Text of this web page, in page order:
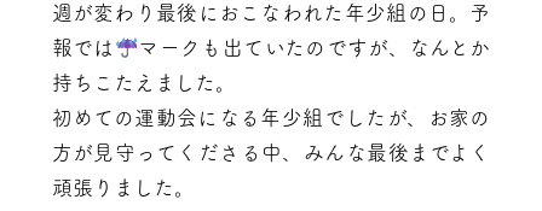
週が変わり最後におこなわれた年少組の日。予
報では
マークも出ていたのですが、なんとか
持ちこたえました。
初めての運動会になる年少組でしたが、お家の
方が見守ってくださる中、みんな最後までよく
頑張りました。